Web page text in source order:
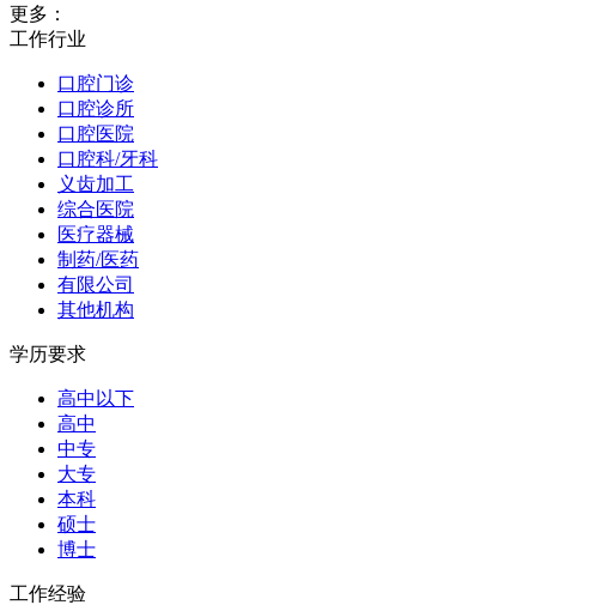
更多：
工作行业
口腔门诊
口腔诊所
口腔医院
口腔科/牙科
义齿加工
综合医院
医疗器械
制药/医药
有限公司
其他机构
学历要求
高中以下
高中
中专
大专
本科
硕士
博士
工作经验